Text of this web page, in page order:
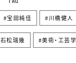
宝田純佳 川橋健人
石松瑞幾 美術・工芸